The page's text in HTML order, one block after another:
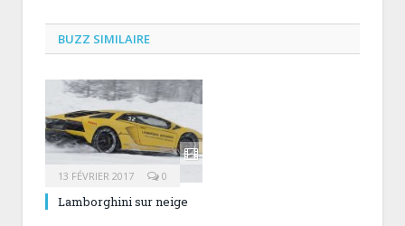
BUZZ SIMILAIRE
13 FÉVRIER 2017 0
Lamborghini sur neige